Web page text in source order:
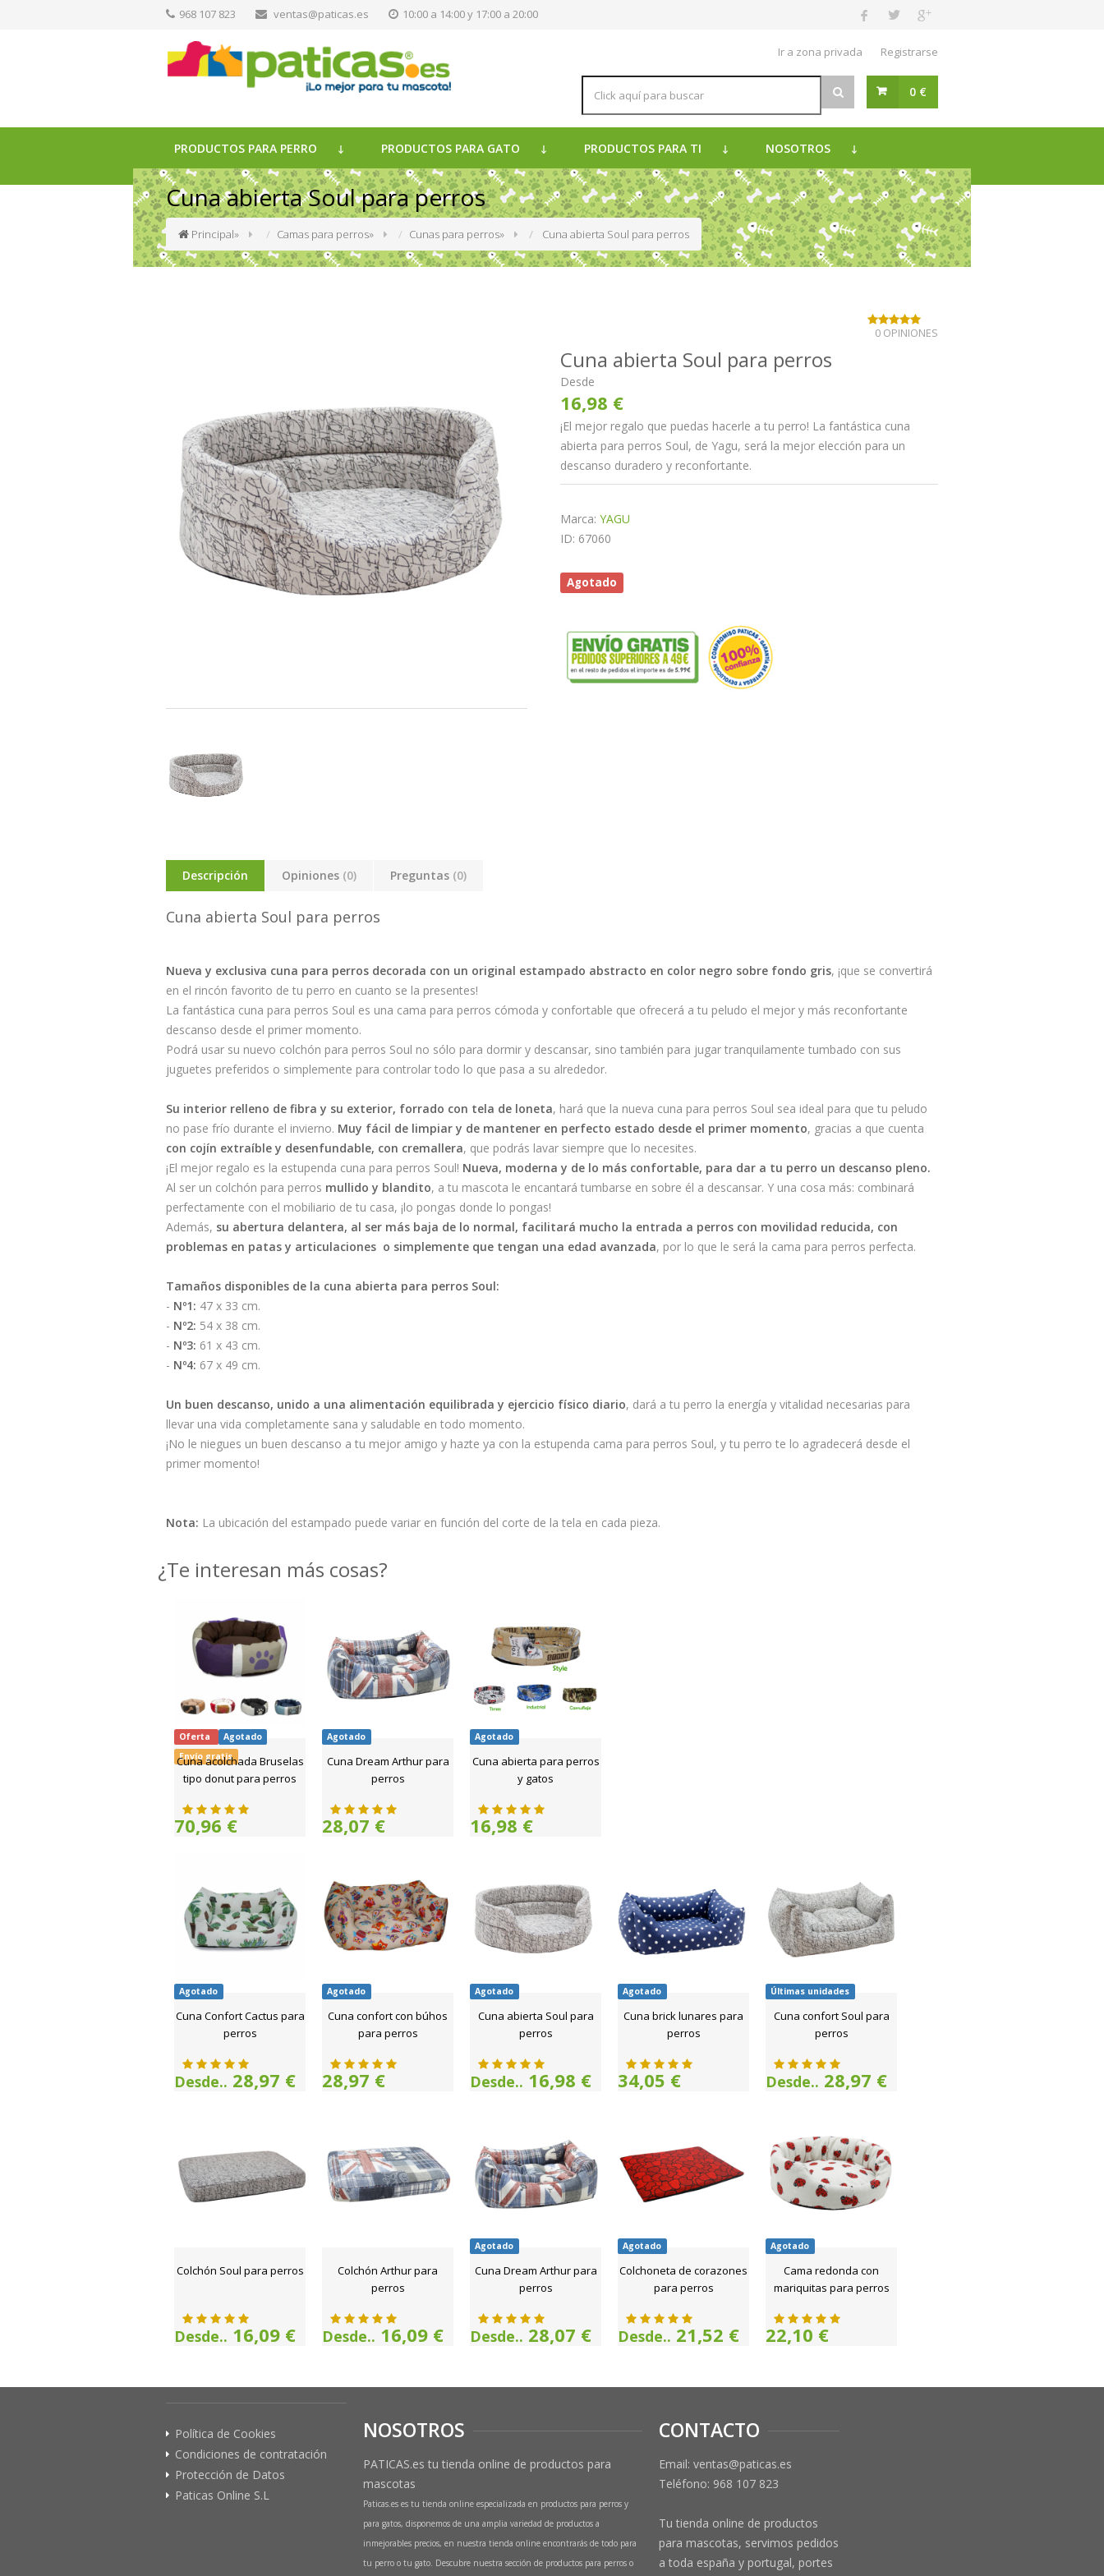
968 107 823 ventas@paticas.es 10:00 a 14:00 y 17:00 a 20:00
Ir a zona privada Registrarse
0 €
PRODUCTOS PARA PERRO PRODUCTOS PARA GATO PRODUCTOS PARA TI NOSOTROS
Cuna abierta Soul para perros
Principal» Camas para perros» Cunas para perros» Cuna abierta Soul para perros
Cuna abierta Soul para perros
Desde
16,98 €
0 OPINIONES
¡El mejor regalo que puedas hacerle a tu perro! La fantástica cuna
abierta para perros Soul, de Yagu, será la mejor elección para un
descanso duradero y reconfortante.
Marca: YAGU
ID: 67060
Agotado
Descripción Opiniones (0) Preguntas (0)
Cuna abierta Soul para perros
Nueva y exclusiva cuna para perros decorada con un original estampado abstracto en color negro sobre fondo gris, ¡que se convertirá
en el rincón favorito de tu perro en cuanto se la presentes!
La fantástica cuna para perros Soul es una cama para perros cómoda y confortable que ofrecerá a tu peludo el mejor y más reconfortante
descanso desde el primer momento.
Podrá usar su nuevo colchón para perros Soul no sólo para dormir y descansar, sino también para jugar tranquilamente tumbado con sus
juguetes preferidos o simplemente para controlar todo lo que pasa a su alrededor.
Su interior relleno de fibra y su exterior, forrado con tela de loneta, hará que la nueva cuna para perros Soul sea ideal para que tu peludo
no pase frío durante el invierno. Muy fácil de limpiar y de mantener en perfecto estado desde el primer momento, gracias a que cuenta
con cojín extraíble y desenfundable, con cremallera, que podrás lavar siempre que lo necesites.
¡El mejor regalo es la estupenda cuna para perros Soul! Nueva, moderna y de lo más confortable, para dar a tu perro un descanso pleno.
Al ser un colchón para perros mullido y blandito, a tu mascota le encantará tumbarse en sobre él a descansar. Y una cosa más: combinará
perfectamente con el mobiliario de tu casa, ¡lo pongas donde lo pongas!
Además, su abertura delantera, al ser más baja de lo normal, facilitará mucho la entrada a perros con movilidad reducida, con
problemas en patas y articulaciones o simplemente que tengan una edad avanzada, por lo que le será la cama para perros perfecta.
Tamaños disponibles de la cuna abierta para perros Soul:
- Nº1: 47 x 33 cm.
- Nº2: 54 x 38 cm.
- Nº3: 61 x 43 cm.
- Nº4: 67 x 49 cm.
Un buen descanso, unido a una alimentación equilibrada y ejercicio físico diario, dará a tu perro la energía y vitalidad necesarias para
llevar una vida completamente sana y saludable en todo momento.
¡No le niegues un buen descanso a tu mejor amigo y hazte ya con la estupenda cama para perros Soul, y tu perro te lo agradecerá desde el
primer momento!
Nota: La ubicación del estampado puede variar en función del corte de la tela en cada pieza.
¿Te interesan más cosas?
Oferta
Agotado
Envío gratis
Cuna acolchada Bruselas
tipo donut para perros
70,96 €
Agotado
Cuna Dream Arthur para
perros
28,07 €
Agotado
Cuna abierta para perros
y gatos
16,98 €
Agotado
Cuna Confort Cactus para
perros
Desde.. 28,97 €
Agotado
Cuna confort con búhos
para perros
28,97 €
Agotado
Cuna abierta Soul para
perros
Desde.. 16,98 €
Agotado
Cuna brick lunares para
perros
34,05 €
Últimas unidades
Cuna confort Soul para
perros
Desde.. 28,97 €
Colchón Soul para perros
Desde.. 16,09 €
Colchón Arthur para
perros
Desde.. 16,09 €
Agotado
Cuna Dream Arthur para
perros
Desde.. 28,07 €
Agotado
Colchoneta de corazones
para perros
Desde.. 21,52 €
Agotado
Cama redonda con
mariquitas para perros
22,10 €
Política de Cookies
Condiciones de contratación
Protección de Datos
Paticas Online S.L
NOSOTROS
PATICAS.es tu tienda online de productos para
mascotas
Paticas.es es tu tienda online especializada en productos para perros y
para gatos, disponemos de una amplia variedad de productos a
inmejorables precios, en nuestra tienda online encontrarás de todo para
tu perro o tu gato. Descubre nuestra sección de productos para perros o
CONTACTO
Email: ventas@paticas.es
Teléfono: 968 107 823
Tu tienda online de productos
para mascotas, servimos pedidos
a toda españa y portugal, portes